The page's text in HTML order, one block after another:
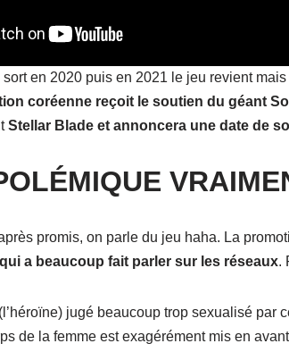
en 2020 puis en 2021 le jeu revient
coréenne reçoit le soutien du géant
Stellar Blade et annoncera une date de
promis, on parle du jeu haha. La
qui a beaucoup fait parler sur les réseaux.
jugé beaucoup trop sexualisé par
de la femme est exagérément mis en